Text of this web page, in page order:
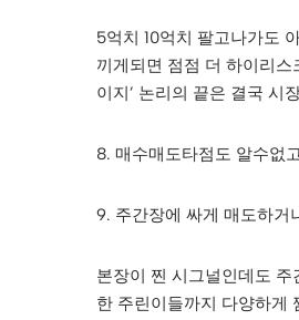
5억치 10억치 팔고나가도
끼게되면 점점 더 하이리
이지’ 논리의 끝은 결국 시
8. 매수매도타점도 알수없
9. 주간장에 싸게 매도하거
본장이 찐 시그널인데도
한 주린이들까지 다양하게